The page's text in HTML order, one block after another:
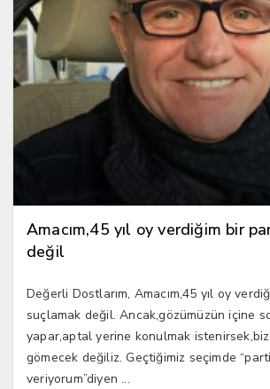
Amacım,45 yıl oy verdiğim bir
değil
Değerli Dostlarım, Amacım,45 yıl oy
suçlamak değil. Ancak,gözümüzün içine
yapar,aptal yerine konulmak
gömecek değiliz. Geçtiğimiz seçimde
veriyorum”diyen ...